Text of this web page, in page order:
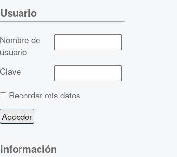
Usuario
Nombre de
usuario
Clave
Recordar mis datos
Información